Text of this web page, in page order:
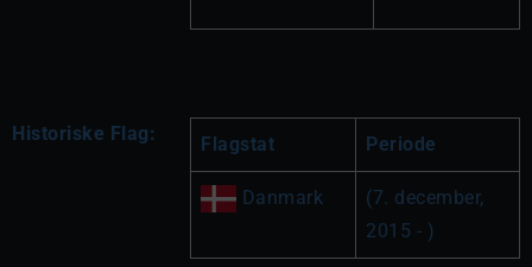
Historiske Flag: Flagstat Periode
Danmark
(7. december,
2015 - )